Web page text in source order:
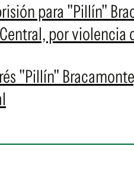
para "Pillín"
por violencia
"Pillín"